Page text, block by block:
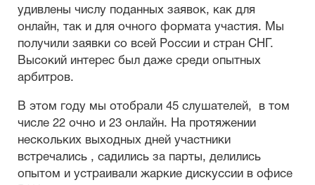
удивлены числу поданных заявок, как для
онлайн, так и для очного формата участия. Мы
получили заявки со всей России и стран СНГ.
Высокий интерес был даже среди опытных
арбитров.
В этом году мы отобрали 45 слушателей, в том
числе 22 очно и 23 онлайн. На протяжении
нескольких выходных дней участники
встречались , садились за парты, делились
опытом и устраивали жаркие дискуссии в офисе